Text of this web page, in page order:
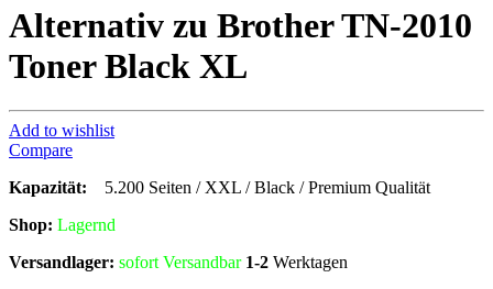
Alternativ zu Brother TN-2010
Toner Black XL
Add to wishlist
Compare
Kapazität: 5.200 Seiten / XXL / Black / Premium Qualität
Shop: Lagernd
Versandlager: sofort Versandbar 1-2 Werktagen